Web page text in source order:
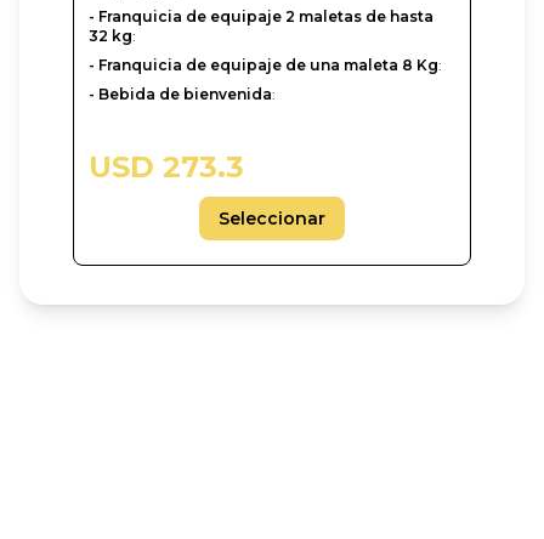
- Franquicia de equipaje 2 maletas de hasta
32 kg:
- Franquicia de equipaje de una maleta 8 Kg:
- Bebida de bienvenida:
USD 273.3
Seleccionar